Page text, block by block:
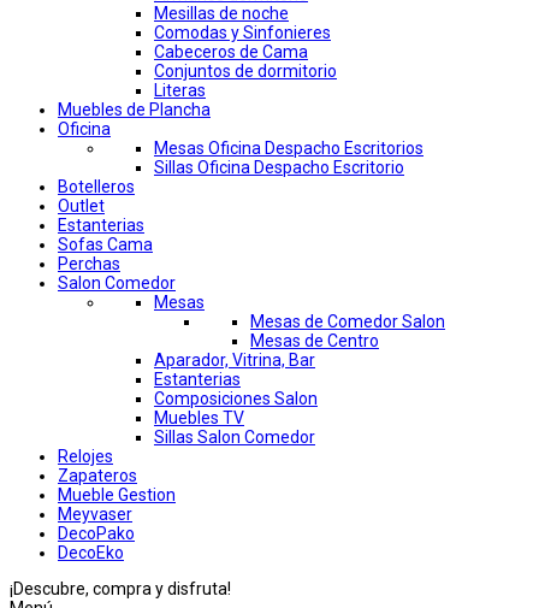
Mesillas de noche
Comodas y Sinfonieres
Cabeceros de Cama
Conjuntos de dormitorio
Literas
Muebles de Plancha
Oficina
Mesas Oficina Despacho Escritorios
Sillas Oficina Despacho Escritorio
Botelleros
Outlet
Estanterias
Sofas Cama
Perchas
Salon Comedor
Mesas
Mesas de Comedor Salon
Mesas de Centro
Aparador, Vitrina, Bar
Estanterias
Composiciones Salon
Muebles TV
Sillas Salon Comedor
Relojes
Zapateros
Mueble Gestion
Meyvaser
DecoPako
DecoEko
¡Descubre, compra y disfruta!